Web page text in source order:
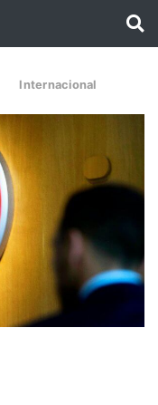
Internacional